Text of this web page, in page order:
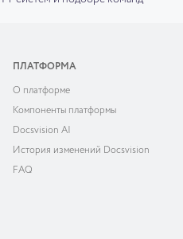
ПЛАТФОРМА
О платформе
Компоненты платформы
Docsvision AI
История изменений Docsvision
FAQ